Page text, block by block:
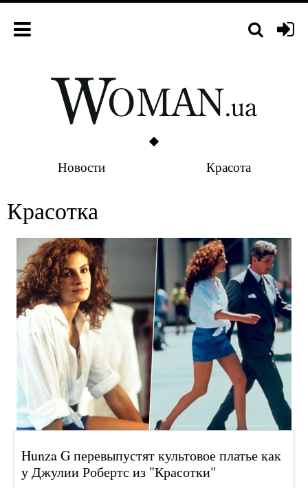
Новости Красота
Красотка
Hunza G перевыпустят культовое платье как
у Джулии Робертс из "Красотки"